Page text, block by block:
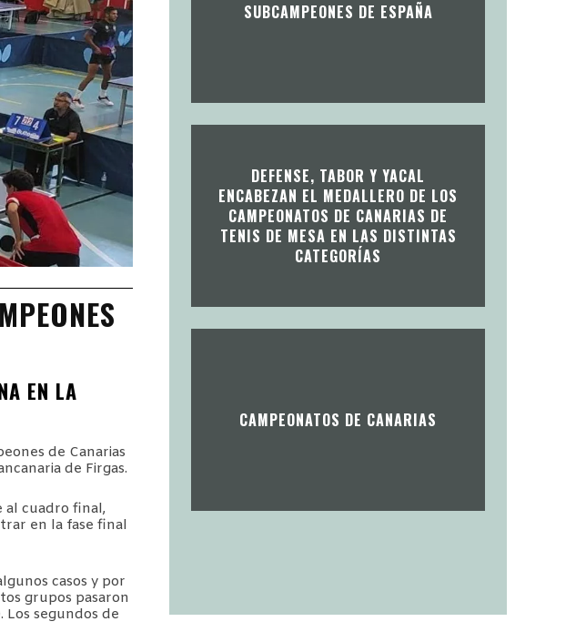
EN LA
de Canarias
de Firgas.
al cuadro final,
en la fase final
casos y por
grupos pasaron
segundos de
SUBCAMPEONES DE ESPAÑA
DEFENSE, TABOR Y YACAL
ENCABEZAN EL MEDALLERO DE LOS
CAMPEONATOS DE CANARIAS DE
TENIS DE MESA EN LAS DISTINTAS
CATEGORÍAS
CAMPEONATOS DE CANARIAS